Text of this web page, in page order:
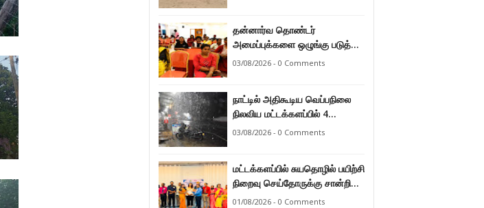
தன்னார்வ தொண்டர்
அமைப்புக்களை ஒழுங்கு படுத்த
வேண்டும் என்ற அடிப்படையில்
03/08/2026 - 0 Comments
நாட்டில் அதிகூடிய வெப்பநிலை
நிலவிய மட்டக்களப்பில் 4
மாதங்களுக்குப் பின்னர் பலத்த
03/08/2026 - 0 Comments
மட்டக்களப்பில் சுயதொழில் பயிற்சி
நிறைவு செய்தோருக்கு சான்றிதழ்
வழங்கி வைப்பு.
01/08/2026 - 0 Comments